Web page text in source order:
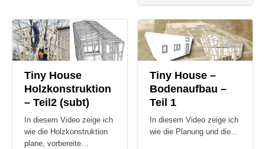
zur
Villa
Euro-
Ökohaus
Tiny House
Holzkonstruktion
– Teil2 (subt)
In diesem Video zeige ich
wie die Holzkonstruktion
plane, vorbereite…
Tiny House –
Bodenaufbau –
Teil 1
In diesem Video zeige ich
wie die Planung und die…